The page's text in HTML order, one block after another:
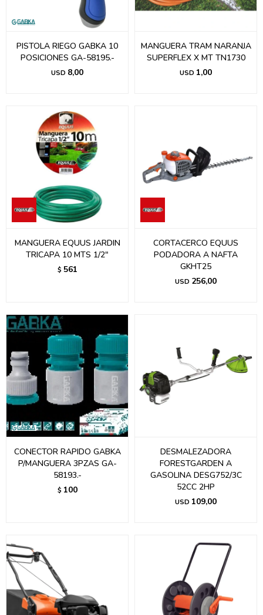
PISTOLA RIEGO GABKA 10
POSICIONES GA-58195.-
USD 8,00
MANGUERA TRAM NARANJA
SUPERFLEX X MT TN1730
USD 1,00
MANGUERA EQUUS JARDIN
TRICAPA 10 MTS 1/2"
$ 561
CORTACERCO EQUUS
PODADORA A NAFTA
GKHT25
USD 256,00
CONECTOR RAPIDO GABKA
P/MANGUERA 3PZAS GA-
58193.-
$ 100
DESMALEZADORA
FORESTGARDEN A
GASOLINA DESG752/3C
52CC 2HP
USD 109,00